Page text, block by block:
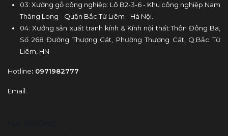
03: Xưởng gỗ công nghiệp: Lô B2-3-6 - Khu công nghiệp Nam
Thăng Long - Quận Bắc Từ Liêm - Hà Nội.
04: Xưởng sản xuất tranh kính & Kính nội thất:Thôn Đông Ba,
Số 268 Đường Thượng Cát, Phường Thượng Cát, Q.Bắc Từ
Liêm, HN
Hotline: 0971982777
Email: